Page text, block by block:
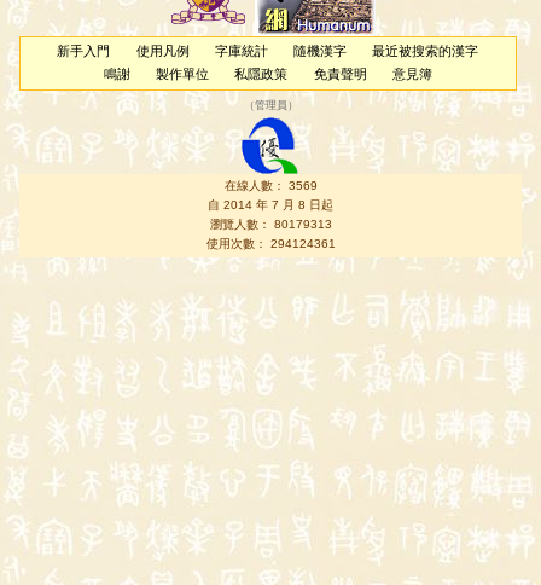
新手入門 使用凡例 字庫統計 隨機漢字
最近被搜索的漢字
鳴謝
製作單位 私隱政策 免責聲明 意見簿
（管理員 ）
在線人數： 3569
自 2014 年 7 月 8 日起
瀏覽人數： 80179313
使用次數： 294124361